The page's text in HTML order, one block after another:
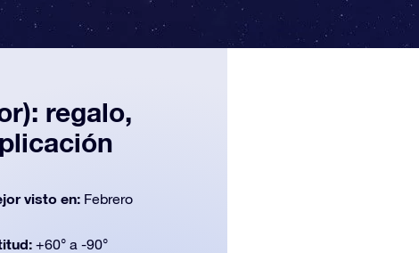
regalo,
visto en: Febrero
+60° a -90°